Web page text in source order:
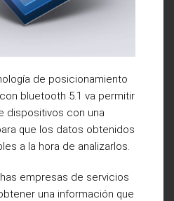
de posicionamiento
bluetooth 5.1 va permitir
dispositivos con una
que los datos obtenidos
a la hora de analizarlos.
empresas de servicios
una información que